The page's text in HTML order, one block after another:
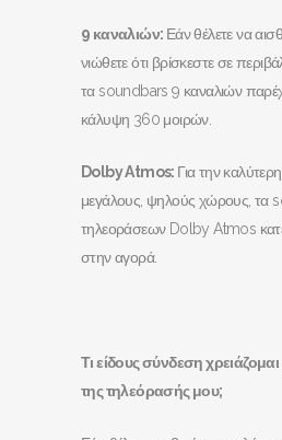
9 καναλιών: Εάν θέλετε να
νιώθετε ότι βρίσκεστε σε
τα soundbars 9 καναλιών
κάλυψη 360 μοιρών.
DolbyAtmos: Για την
μεγάλους, ψηλούς χώρους, τα
τηλεοράσεων Dolby Atmos
στην αγορά.
Τι είδους σύνδεση
της τηλεόρασής μου;